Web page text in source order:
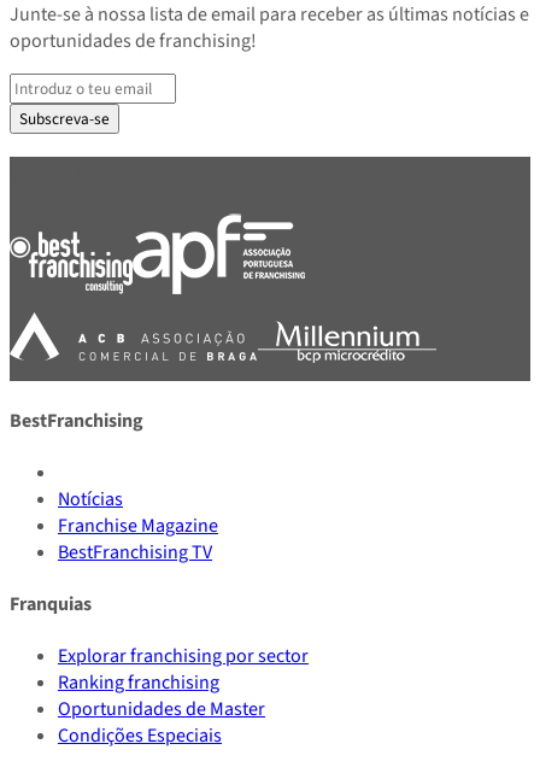
Junte-se à nossa lista de email para receber as últimas notícias e
oportunidades de franchising!
Subscreva-se
BestFranchising
Notícias
Franchise Magazine
BestFranchising TV
Franquias
Explorar franchising por sector
Ranking franchising
Oportunidades de Master
Condições Especiais